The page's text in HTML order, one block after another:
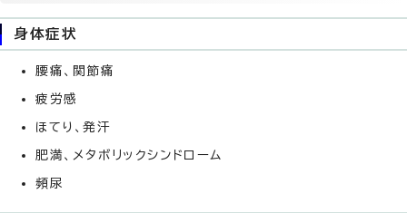
身体症状
腰痛、関節痛
疲労感
ほてり、発汗
肥満、メタボリックシンドローム
頻尿